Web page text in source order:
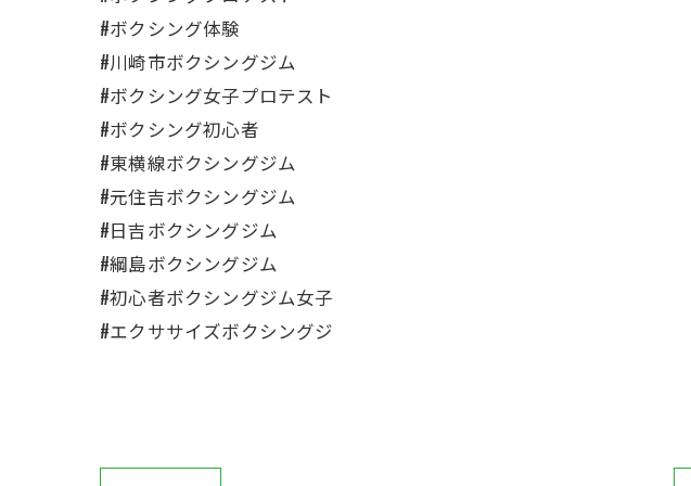
#ボクシング体験
#川崎市ボクシングジム
#ボクシング女子プロテスト
#ボクシング初心者
#東横線ボクシングジム
#元住吉ボクシングジム
#日吉ボクシングジム
#綱島ボクシングジム
#初心者ボクシングジム女子
#エクササイズボクシングジ